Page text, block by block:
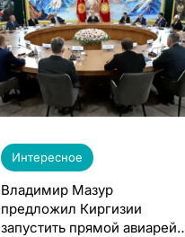
Интересное
Владимир Мазур
предложил Киргизии
запустить прямой авиарейс